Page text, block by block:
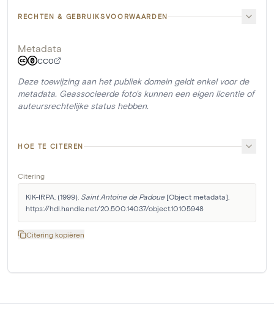
RECHTEN & GEBRUIKSVOORWAARDEN
Metadata
CC0
Deze toewijzing aan het publiek domein geldt enkel voor de
metadata. Geassocieerde foto's kunnen een eigen licentie of
auteursrechtelijke status hebben.
HOE TE CITEREN
Citering
KIK-IRPA. (1999). Saint Antoine de Padoue [Object metadata].
https://hdl.handle.net/20.500.14037/object.10105948
Citering kopiëren